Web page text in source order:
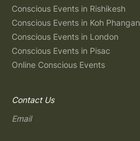
Conscious Events in Rishikesh
Conscious Events in Koh Phangan
Conscious Events in London
Conscious Events in Pisac
Online Conscious Events
Contact Us
Email